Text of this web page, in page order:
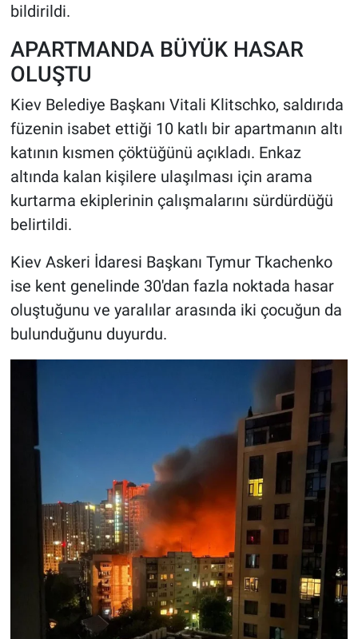
bildirildi.
APARTMANDA BÜYÜK HASAR
OLUŞTU
Kiev Belediye Başkanı Vitali Klitschko, saldırıda
füzenin isabet ettiği 10 katlı bir apartmanın altı
katının kısmen çöktüğünü açıkladı. Enkaz
altında kalan kişilere ulaşılması için arama
kurtarma ekiplerinin çalışmalarını sürdürdüğü
belirtildi.
Kiev Askeri İdaresi Başkanı Tymur Tkachenko
ise kent genelinde 30'dan fazla noktada hasar
oluştuğunu ve yaralılar arasında iki çocuğun da
bulunduğunu duyurdu.